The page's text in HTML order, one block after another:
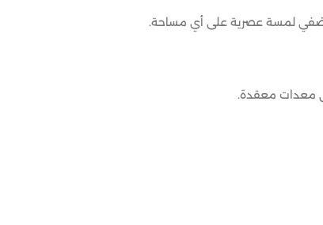
يضفي لمسة عصرية على أي مساحة.
معدات معقدة.